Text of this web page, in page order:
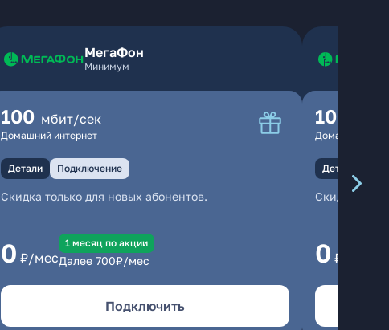
МегаФон
Минимум
100 мбит/сек
Домашний интернет
Детали Подключение
Скидка только для новых абонентов.
0 ₽/мес
1 месяц по акции
Далее 700₽/мес
Подключить
100
Домашний
Детали
Скидка
0 ₽/мес